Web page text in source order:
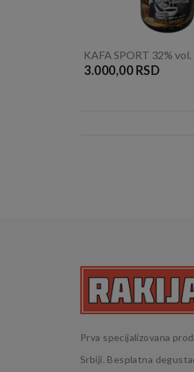
KAFA SPORT 32%
3.000,00 RSD
Prva specijalizovana
Srbiji. Besplatna